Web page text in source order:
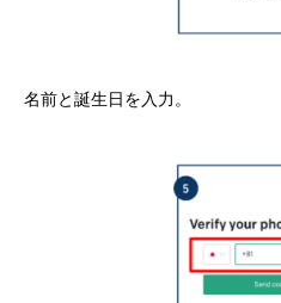
名前と誕生日を入力。